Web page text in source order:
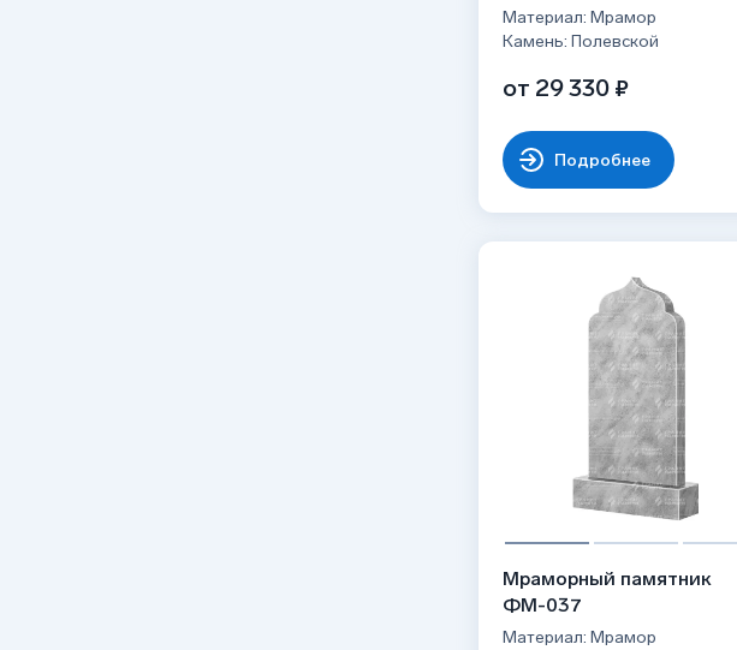
Материал: Мрамор
Камень: Полевской
от 29 330 ₽
Подробнее
Мраморный памятник
ФМ-037
Материал: Мрамор